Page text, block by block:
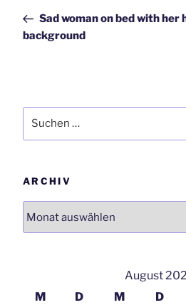
Sad woman on bed with her
background
nach:
ARCHIV
August
M
D M D